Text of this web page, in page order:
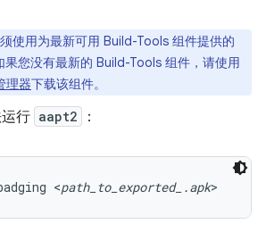
须使用为最新可用 Build-Tools 组件提供的
果您没有最新的 Build-Tools 组件，请使用
理器下载该组件。
行 aapt2 ：
<path_to_exported_.apk>